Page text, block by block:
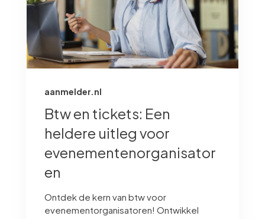
aanmelder.nl
Btw en tickets: Een
heldere uitleg voor
evenementenorganisator
en
Ontdek de kern van btw voor
evenementorganisatoren! Ontwikkel